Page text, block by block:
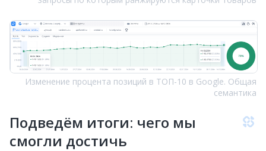
Изменение процента позиций в ТОП-10 в Google. Общая
семантика
Подведём итоги: чего мы
смогли достичь